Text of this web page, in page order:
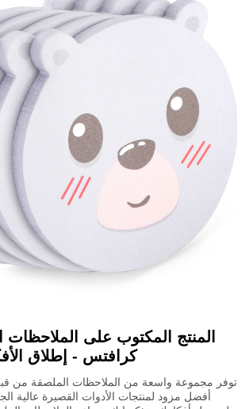
المنتج المكتوب على الملاحظات
كرافتس - إطلاق
أفضل مزود لمنتجات الأدوات القصيرة عالية